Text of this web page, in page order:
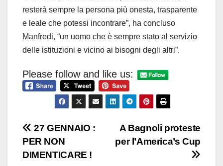
resterà sempre la persona più onesta, trasparente
e leale che potessi incontrare”, ha concluso
Manfredi, “un uomo che è sempre stato al servizio
delle istituzioni e vicino ai bisogni degli altri”.
Please follow and like us:
Navigazione
articoli
A Bagnoli proteste
per l’America’s Cup
27 GENNAIO :
PER NON
DIMENTICARE !